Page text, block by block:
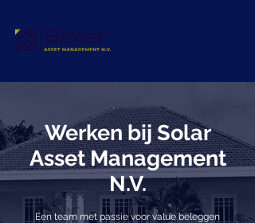
Werken bij Solar
Asset Management
N.V.
Een team met passie voor value beleggen